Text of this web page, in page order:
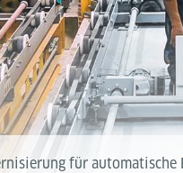
für automatische